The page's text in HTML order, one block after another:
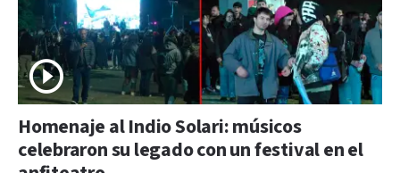
Homenaje al Indio Solari: músicos
celebraron su legado con un festival en el